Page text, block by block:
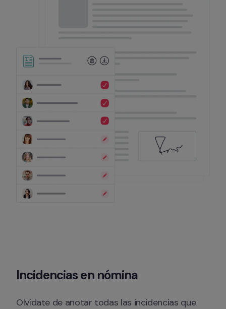
Incidencias en nómina
Olvídate de anotar todas las incidencias que